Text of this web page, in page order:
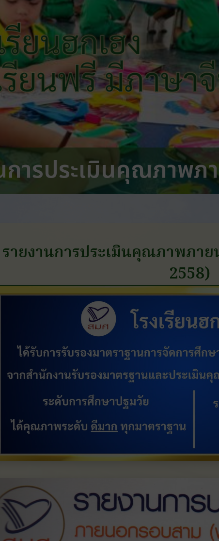
รียนฮกเฮง
รียนฟรี มีภาษา
การประเมินคุณภาพภ
รายงานการประเมินคุณภาพภา
2558)